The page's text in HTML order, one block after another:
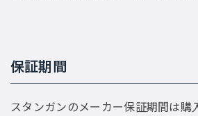
保証期間
スタンガンのメーカー保証期間は購